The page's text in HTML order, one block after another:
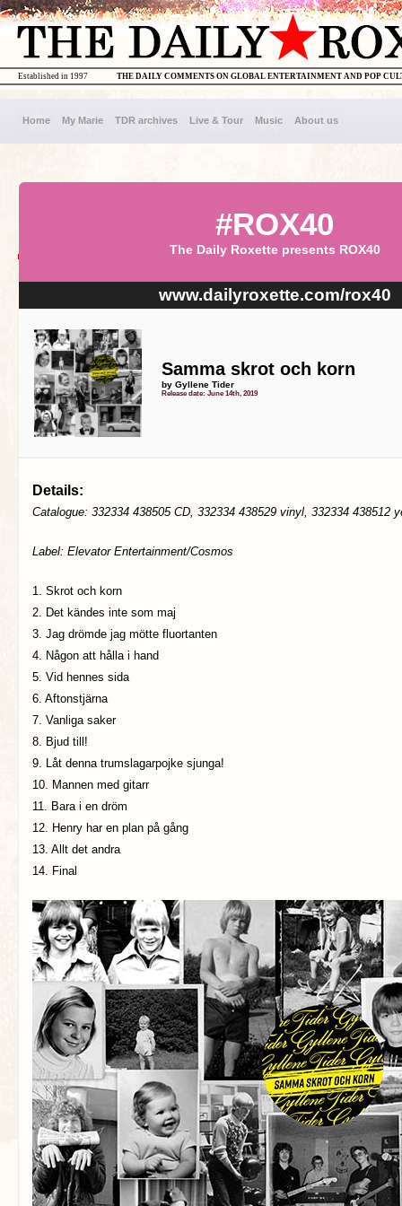
THE DAILY COMMENTS ON GLOBAL ENTERTAINMENT AND POP
Established in 1997
Home My Marie TDR archives Live & Tour Music About us
#ROX40
The Daily Roxette presents ROX40
www.dailyroxette.com/rox40
Samma skrot och korn
by Gyllene Tider
Release date: June 14th, 2019
Details:
Catalogue: 332334 438505 CD, 332334 438529 vinyl, 332334 438512
Label: Elevator Entertainment/Cosmos
1. Skrot och korn
2. Det kändes inte som maj
3. Jag drömde jag mötte fluortanten
4. Någon att hålla i hand
5. Vid hennes sida
6. Aftonstjärna
7. Vanliga saker
8. Bjud till!
9. Låt denna trumslagarpojke sjunga!
10. Mannen med gitarr
11. Bara i en dröm
12. Henry har en plan på gång
13. Allt det andra
14. Final